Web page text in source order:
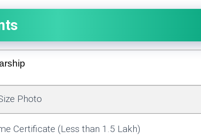
Photo
Certificate (Less than 1.5 Lakh)